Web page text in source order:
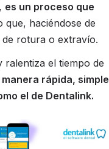
es un proceso que
que, haciéndose de
de rotura o extravío.
el tiempo de
rápida, simple
el de Dentalink.